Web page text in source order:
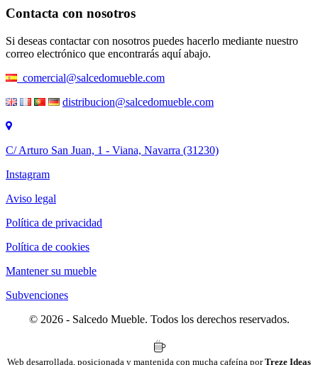
Contacta con nosotros
Si deseas contactar con nosotros puedes hacerlo mediante nuestro
correo electrónico que encontrarás aquí abajo.
comercial@salcedomueble.com
distribucion@salcedomueble.com
C/ Arturo San Juan, 1 - Viana, Navarra (31230)
Instagram
Aviso legal
Política de privacidad
Política de cookies
Mantener su mueble
Subvenciones
© 2026 - Salcedo Mueble. Todos los derechos reservados.
Web desarrollada, posicionada y mantenida con mucha cafeína porTreze Ideas